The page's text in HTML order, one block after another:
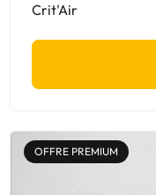
Crit'Air
OFFRE PREMIUM